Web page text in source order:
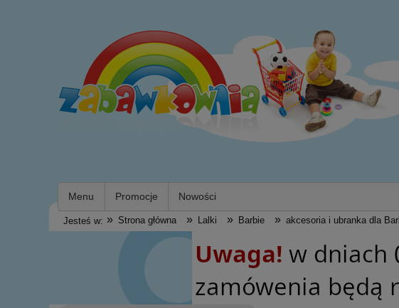
Menu Promocje Nowości
Jesteś w: » Strona główna » Lalki » Barbie » akcesoria i ubranka dla